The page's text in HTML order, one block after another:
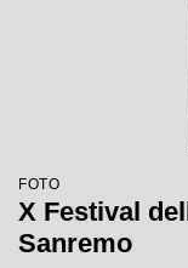
FOTO
X Festival
Sanremo